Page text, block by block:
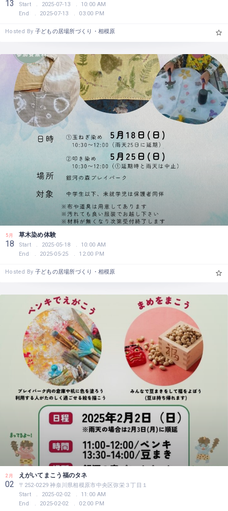
13 Start 2025-07-13
10:00 AM
End
2025-07-13 03:00 PM
Hosted By 子どもの居場所づくり・相模原
5月
18
草木染め体験
Start 2025-05-18
10:00 AM
End
2025-05-25 12:00 PM
Hosted By 子どもの居場所づくり・相模原
2月
02
えがいてまこう福のタネ
〒252-0229 神奈川県相模原市中央区弥栄３丁目１
Start
2025-02-02
11:00 AM
End
2025-02-02 02:00 PM